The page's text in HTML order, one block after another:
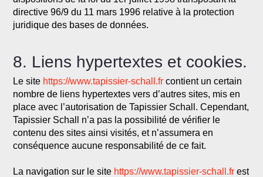
directive 96/9 du 11 mars 1996 relative à la protection
juridique des bases de données.
8. Liens hypertextes et cookies.
Le site https://www.tapissier-schall.fr contient un certain
nombre de liens hypertextes vers d’autres sites, mis en
place avec l’autorisation de Tapissier Schall. Cependant,
Tapissier Schall n’a pas la possibilité de vérifier le
contenu des sites ainsi visités, et n’assumera en
conséquence aucune responsabilité de ce fait.
La navigation sur le site https://www.tapissier-schall.fr est